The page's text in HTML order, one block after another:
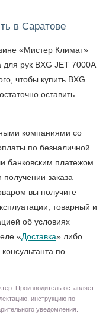
в Саратове
«Мистер Климат»
рук BXG JET 7000A
чтобы купить BXG
оставить
компаниями со
по безналичной
банковским платежом.
получении заказа
вы получите
товарный и
об условиях
«Доставка» либо
по
Производитель оставляет
инструкцию по
уведомления.